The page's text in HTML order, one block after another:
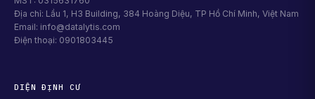
Địa chỉ: Lầu 1, H3 Building, 384 Hoàng Diệu, TP Hồ Chí Minh, Việt Nam
Email: info@datalytis.com
Điện thoại: 0901803445
DIỆN ĐỊNH CƯ